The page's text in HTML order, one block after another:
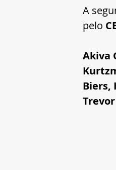
A
pelo
Akiva
Biers,